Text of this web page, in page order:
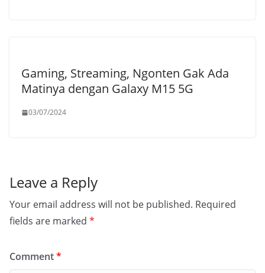
Gaming, Streaming, Ngonten Gak Ada
Matinya dengan Galaxy M15 5G
03/07/2024
Leave a Reply
Your email address will not be published. Required
fields are marked *
Comment*